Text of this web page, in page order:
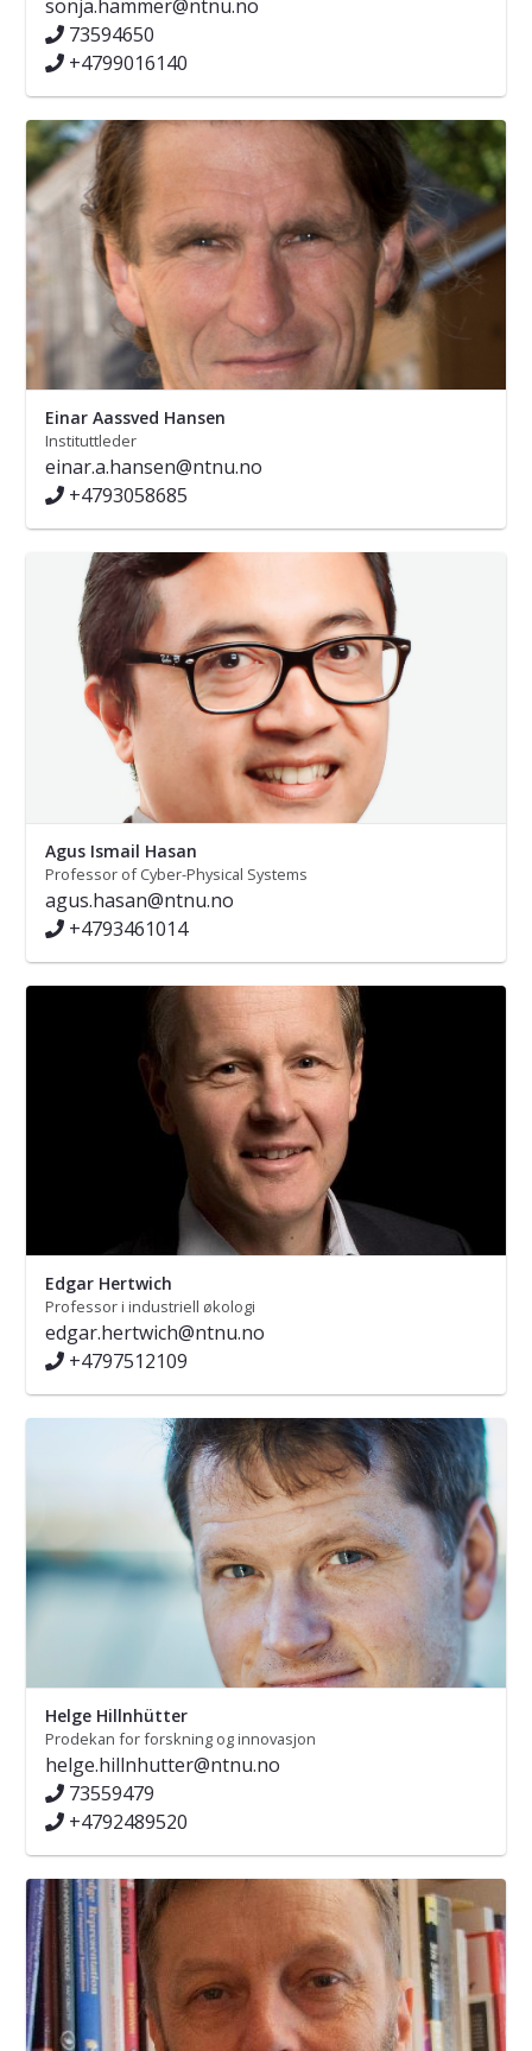
sonja.hammer@ntnu.no
73594650
+4799016140
Einar Aassved Hansen
Instituttleder
einar.a.hansen@ntnu.no
+4793058685
Agus Ismail Hasan
Professor of Cyber-Physical Systems
agus.hasan@ntnu.no
+4793461014
Edgar Hertwich
Professor i industriell økologi
edgar.hertwich@ntnu.no
+4797512109
Helge Hillnhütter
Prodekan for forskning og innovasjon
helge.hillnhutter@ntnu.no
73559479
+4792489520